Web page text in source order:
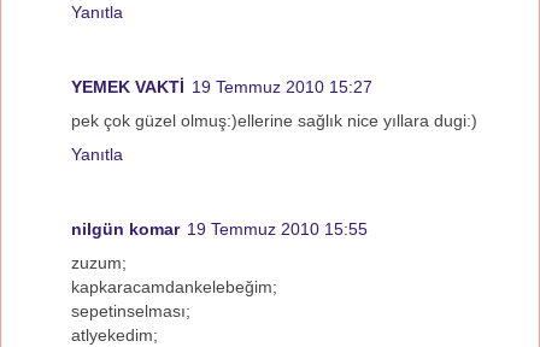
Yanıtla
YEMEK VAKTİ 19 Temmuz 2010 15:27
pek çok güzel olmuş:)ellerine sağlık nice yıllara dugi:)
Yanıtla
nilgün komar 19 Temmuz 2010 15:55
zuzum;
kapkaracamdankelebeğim;
sepetinselması;
atlyekedim;